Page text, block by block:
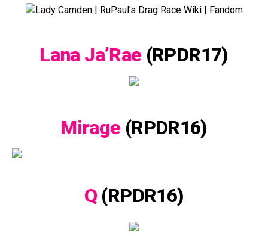
Lana Ja’Rae (RPDR17)
Mirage (RPDR16)
Q (RPDR16)